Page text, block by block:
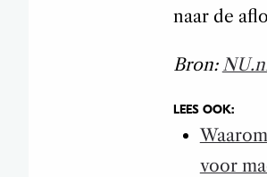
naar de
Bron:
LEES OOK:
voor